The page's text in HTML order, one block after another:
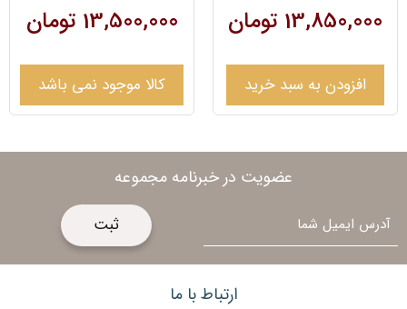
13,850,000 تومان
افزودن به سبد خرید
13,500,000 تومان
کالا موجود نمی باشد
عضویت در خبرنامه مجموعه
ایمیل
ارتباط با ما